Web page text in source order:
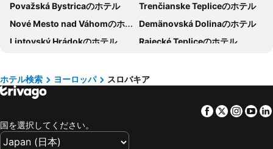
近畿地方のホテル
鳥取県のホテル
島根県のホテル
群馬県のホテル
新潟県のホテル
大阪府のホテル
山口のホテル
九州地方のホテル
栃木のホテル
Považská Bystricaのホテル
Trenčianske Tepliceのホテル
Nové Mesto nad Váhomのホテル
Demänovská Dolinaのホテル
Liptovský Hrádokのホテル
Rajecké Tepliceのホテル
Banská Štiavnicaのホテル
Spišská Nová Vesのホテル
Senecのホテル
Kežmarokのホテル
Púchovのホテル
ホテル検索 ヨーロッパ スロバキア
Facebook
Twitter
国を選択してください。